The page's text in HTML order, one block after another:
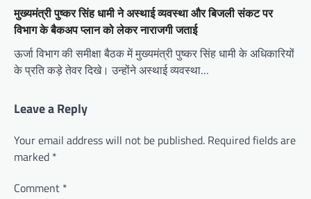
मुख्यमंत्री पुष्कर सिंह धामी ने अस्थाई व्यवस्था और बिजली संकट पर
विभाग के बैकअप प्लान को लेकर नाराजगी जताई
ऊर्जा विभाग की समीक्षा बैठक में मुख्यमंत्री पुष्कर सिंह धामी के अधिकारियों
के प्रति कड़े तेवर दिखे। उन्‍होंने अस्थाई व्यवस्था…
Leave a Reply
Your email address will not be published. Required fields are
marked *
Comment *